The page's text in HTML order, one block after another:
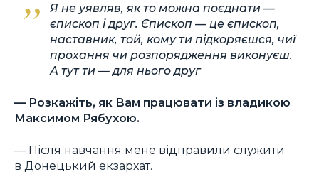
Я не уявляв, як то можна поєднати —
єпископ і друг. Єпископ — це єпископ,
наставник, той, кому ти підкоряєшся, чиї
прохання чи розпорядження виконуєш.
А тут ти — для нього друг
— Розкажіть, як Вам працювати із владикою
Максимом Рябухою.
— Після навчання мене відправили служити
в Донецький екзархат.